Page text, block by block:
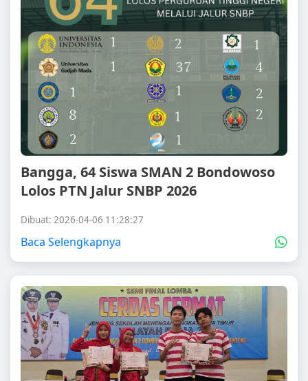
Bangga, 64 Siswa SMAN 2 Bondowoso
Lolos PTN Jalur SNBP 2026
Dibuat: 2026-04-06 11:28:27
Baca Selengkapnya